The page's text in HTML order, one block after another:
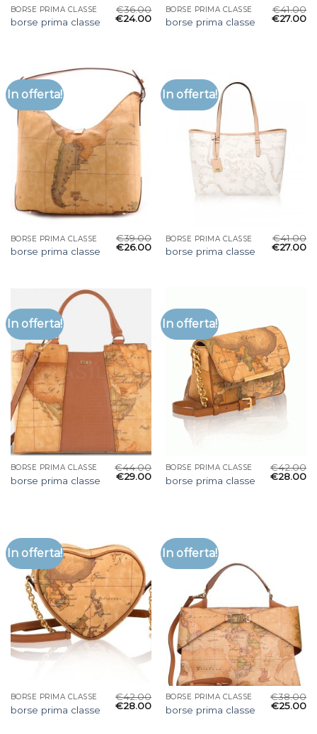
BORSE PRIMA CLASSE
borse prima classe
€36.00
€24.00
BORSE PRIMA CLASSE
borse prima classe
€41.00
€27.00
In offerta!
BORSE PRIMA CLASSE
borse prima classe
€39.00
€26.00
In offerta!
BORSE PRIMA CLASSE
borse prima classe
€41.00
€27.00
In offerta!
BORSE PRIMA CLASSE
borse prima classe
€44.00
€29.00
In offerta!
BORSE PRIMA CLASSE
borse prima classe
€42.00
€28.00
In offerta!
BORSE PRIMA CLASSE
borse prima classe
€42.00
€28.00
In offerta!
BORSE PRIMA CLASSE
borse prima classe
€38.00
€25.00